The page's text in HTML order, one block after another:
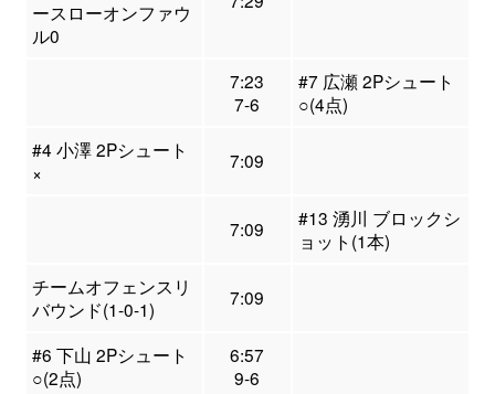
ースローオンファウ
ル0
7:23
7-6
#7 広瀬 2Pシュート
○(4点)
#4 小澤 2Pシュート
×
7:09
7:09
#13 湧川 ブロックシ
ョット(1本)
チームオフェンスリ
バウンド(1-0-1)
7:09
#6 下山 2Pシュート
○(2点)
6:57
9-6